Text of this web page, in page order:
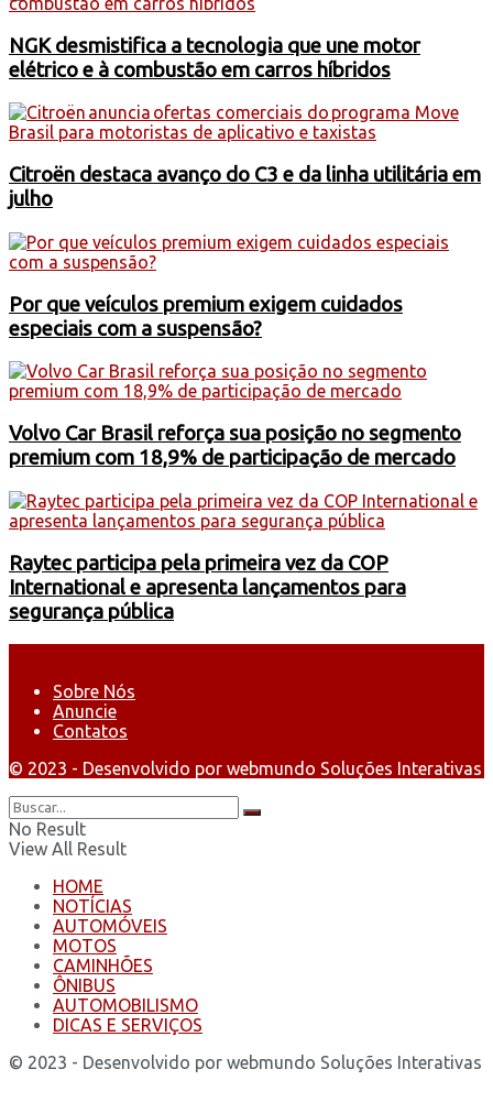
NGK desmistifica a tecnologia que une motor
elétrico e à combustão em carros híbridos
Citroën destaca avanço do C3 e da linha utilitária em
julho
Por que veículos premium exigem cuidados
especiais com a suspensão?
Volvo Car Brasil reforça sua posição no segmento
premium com 18,9% de participação de mercado
Raytec participa pela primeira vez da COP
International e apresenta lançamentos para
segurança pública
Sobre Nós
Anuncie
Contatos
© 2023 - Desenvolvido por webmundo Soluções Interativas
No Result
View All Result
HOME
NOTÍCIAS
AUTOMÓVEIS
MOTOS
CAMINHÕES
ÔNIBUS
AUTOMOBILISMO
DICAS E SERVIÇOS
© 2023 - Desenvolvido por webmundo Soluções Interativas